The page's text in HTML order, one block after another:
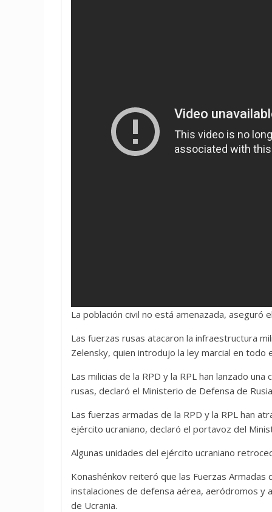
La población civil no está amenazada, aseguró
Las fuerzas rusas atacaron la infraestructura
Zelensky, quien introdujo la ley marcial en todo
Las milicias de la RPD y la RPL han lanzado
rusas, declaró el Ministerio de Defensa de
Las fuerzas armadas de la RPD y la RPL han
ejército ucraniano, declaró el portavoz del
Algunas unidades del ejército ucraniano
Konashénkov reiteró que las Fuerzas Armadas
instalaciones de defensa aérea, aeródromos
de Ucrania.